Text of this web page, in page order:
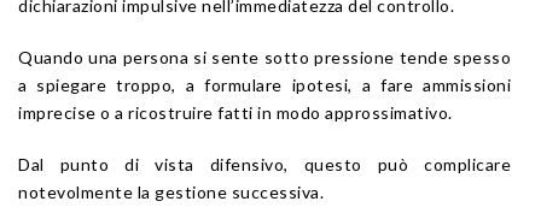
dichiarazioni impulsive nell’immediatezza del controllo.
Quando una persona si sente sotto pressione tende spesso
a spiegare troppo, a formulare ipotesi, a fare ammissioni
imprecise o a ricostruire fatti in modo approssimativo.
Dal punto di vista difensivo, questo può complicare
notevolmente la gestione successiva.